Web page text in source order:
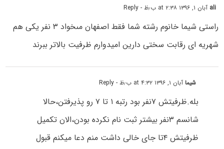
ali آبان ۱, ۱۳۹۶ at ۲:۳۸ ب٫ظ - Reply
راستى شیما خانوم رشته شما فقط اصفهان مىخواد ۳ نفر یکى هم
شهریه ای رقابت سختى دارین امیدوارم ظرفیت بالاتر ببرند
شیماآبان ۱, ۱۳۹۶ at ۴:۳۲ ب٫ظ - Reply
بله.ظرفیتش ۷نفر بود رتبه ۱ تا ۷ رو پذیرفتن،حالا
شانسم ۳نفر بیشتر ثبت نام نکرده بودن،الان تکمیل
ظرفیتش ۴تا جای خالی داشت منم دعا میکنم قبول